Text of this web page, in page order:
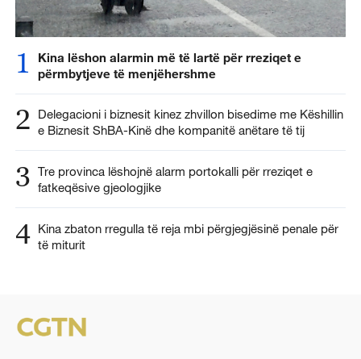
1
Kina lëshon alarmin më të lartë për rreziqet e
përmbytjeve të menjëhershme
2
Delegacioni i biznesit kinez zhvillon bisedime me Këshillin
e Biznesit ShBA-Kinë dhe kompanitë anëtare të tij
3 Tre provinca lëshojnë alarm portokalli për rreziqet e
fatkeqësive gjeologjike
4 Kina zbaton rregulla të reja mbi përgjegjësinë penale për
të miturit